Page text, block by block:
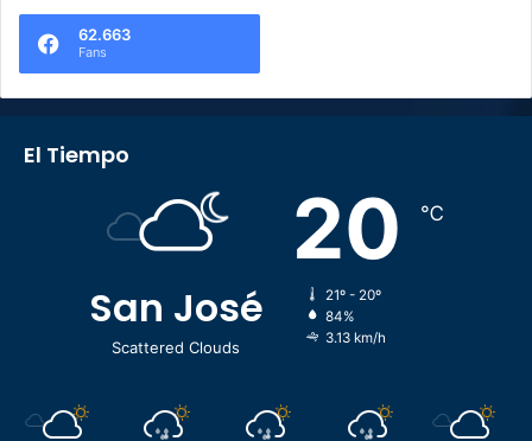
62.663
Fans
El Tiempo
San José
Scattered Clouds
20 ℃
21º - 20º
84%
3.13 km/h